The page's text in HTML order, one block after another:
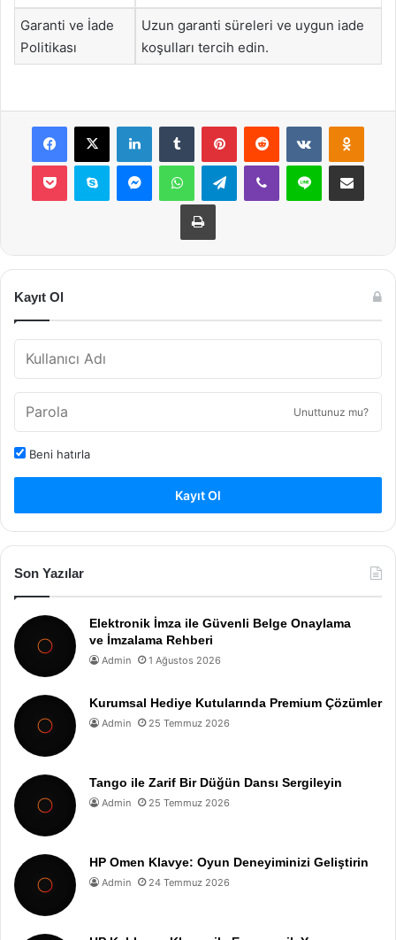
Garanti ve İade
Politikası
Uzun garanti süreleri ve uygun iade
koşulları tercih edin.
Facebook
X LinkedInTumblr PinterestReddit VKontakte
Pocket Skype MessengerWhatsAppTelegramViber Line E-Posta ile
Yazdır
Kayıt Ol
Unuttunuz mu?
Beni hatırla
Kayıt Ol
Son Yazılar
Elektronik İmza ile Güvenli Belge Onaylama
ve İmzalama Rehberi
Admin 1 Ağustos 2026
Kurumsal Hediye Kutularında Premium Çözümler
Admin 25 Temmuz 2026
Tango ile Zarif Bir Düğün Dansı Sergileyin
Admin 25 Temmuz 2026
HP Omen Klavye: Oyun Deneyiminizi Geliştirin
Admin 24 Temmuz 2026